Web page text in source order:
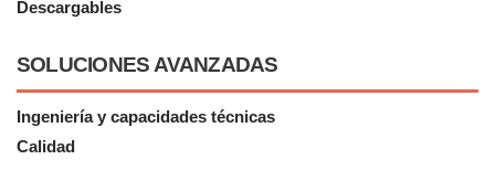
Descargables
SOLUCIONES AVANZADAS
Ingeniería y capacidades técnicas
Calidad